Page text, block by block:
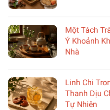
Một Tách
Ý Khoảnh
Nhà
Linh Chi
Thanh Dịu
Tự Nhiên